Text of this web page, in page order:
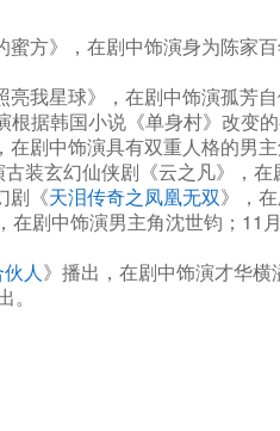
蜜方》，在剧中饰演身为陈家
我星球》，在剧中饰演孤芳
根据韩国小说《单身村》改变
在剧中饰演具有双重人格的男
装玄幻仙侠剧《云之凡》，在
剧《天泪传奇之凤凰无双》，
在剧中饰演男主角沈世钧；
人》播出，在剧中饰演才华横